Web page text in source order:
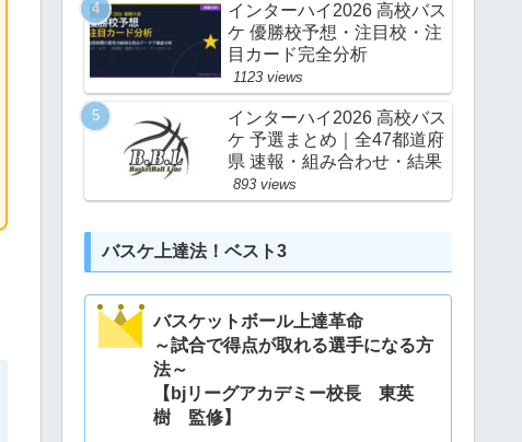
インターハイ2026 高校バス
ケ 優勝校予想・注目校・注
目カード完全分析
1123 views
インターハイ2026 高校バス
ケ 予選まとめ｜全47都道府
県 速報・組み合わせ・結果
893 views
バスケ上達法！ベスト3
バスケットボール上達革命
～試合で得点が取れる選手になる方
法～
【bjリーグアカデミー校長 東英
樹 監修】